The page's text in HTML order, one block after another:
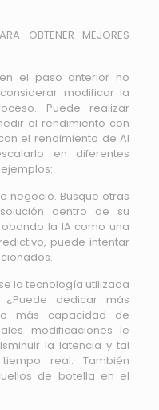
OBTENER MEJORES
el paso anterior no
modificar la
Puede realizar
el rendimiento con
el rendimiento de AI
en diferentes
negocio. Busque otras
dentro de su
la IA como una
puede intentar
la tecnología utilizada
dedicar más
más capacidad de
modificaciones le
la latencia y tal
real. También
de botella en el